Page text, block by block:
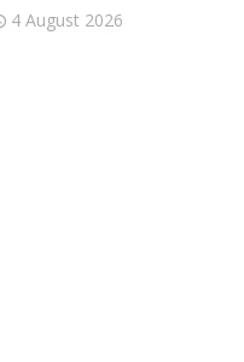
4 August 2026